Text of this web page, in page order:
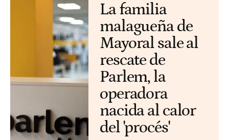
La familia
malagueña de
Mayoral sale al
rescate de
Parlem, la
operadora
nacida al calor
del 'procés'